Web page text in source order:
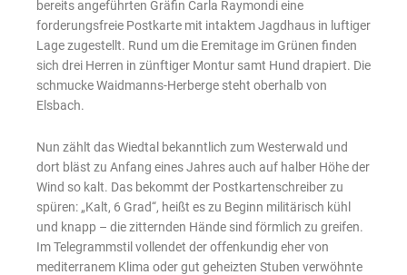
bereits angeführten Gräfin Carla Raymondi eine
forderungsfreie Postkarte mit intaktem Jagdhaus in luftiger
Lage zugestellt. Rund um die Eremitage im Grünen finden
sich drei Herren in zünftiger Montur samt Hund drapiert. Die
schmucke Waidmanns-Herberge steht oberhalb von
Elsbach.
Nun zählt das Wiedtal bekanntlich zum Westerwald und
dort bläst zu Anfang eines Jahres auch auf halber Höhe der
Wind so kalt. Das bekommt der Postkartenschreiber zu
spüren: „Kalt, 6 Grad“, heißt es zu Beginn militärisch kühl
und knapp – die zitternden Hände sind förmlich zu greifen.
Im Telegrammstil vollendet der offenkundig eher von
mediterranem Klima oder gut geheizten Stuben verwöhnte